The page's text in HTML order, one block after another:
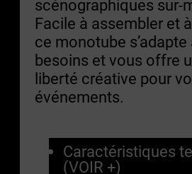
scénographiques sur-
Facile à assembler et
ce monotube
besoins et vous offre
liberté créative pour
événements.
Caractéristiques
(VOIR +)